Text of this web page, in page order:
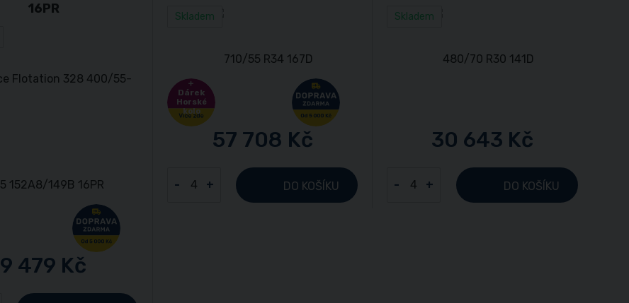
16PR
9 479 Kč
Skladem
Dárek
Horské
kolo
57 708 Kč
- + DO KOŠÍKU
Skladem
30 643 Kč
- + DO KOŠÍKU